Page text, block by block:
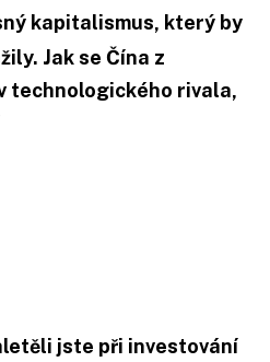
kapitalismus, který by
Jak se Čína z
technologického rivala,
jste při investování